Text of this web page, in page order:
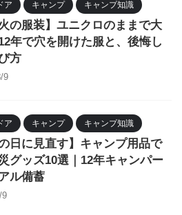
ア キャンプ キャンプ知識
火の服装】ユニクロのままで大
年で穴を開けた服と、後悔し
方
9
ア キャンプ キャンプ知識
の日に見直す】キャンプ用品で
グッズ10選｜12年キャンパー
ル備蓄
9